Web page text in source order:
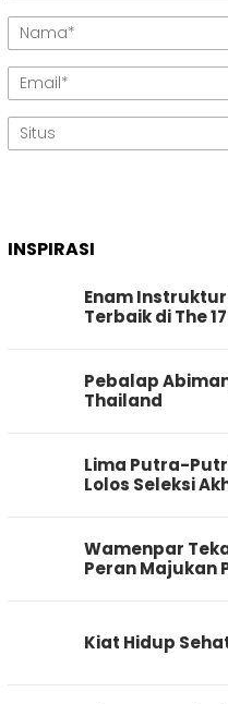
INSPIRASI
Enam Instruktur
Terbaik di The
Pebalap
Thailand
Lima Putra-
Lolos Seleksi
Wamenpar
Peran Majukan
Kiat Hidup